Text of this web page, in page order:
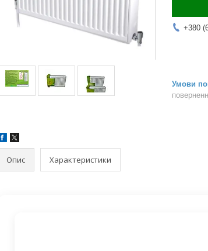
+380
Опис Характеристики